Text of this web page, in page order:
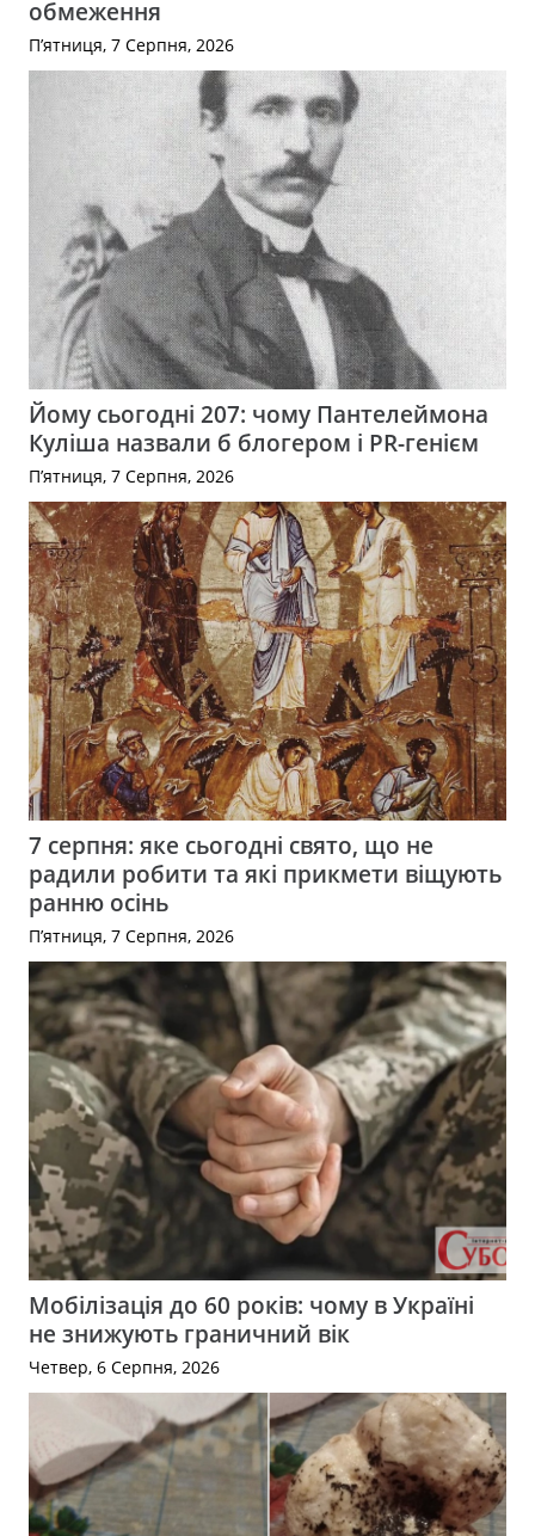
обмеження
П’ятниця, 7 Серпня, 2026
Йому сьогодні 207: чому Пантелеймона
Куліша назвали б блогером і PR-генієм
П’ятниця, 7 Серпня, 2026
7 серпня: яке сьогодні свято, що не
радили робити та які прикмети віщують
ранню осінь
П’ятниця, 7 Серпня, 2026
Мобілізація до 60 років: чому в Україні
не знижують граничний вік
Четвер, 6 Серпня, 2026